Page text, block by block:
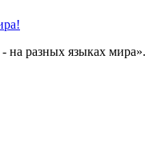
на разных языках